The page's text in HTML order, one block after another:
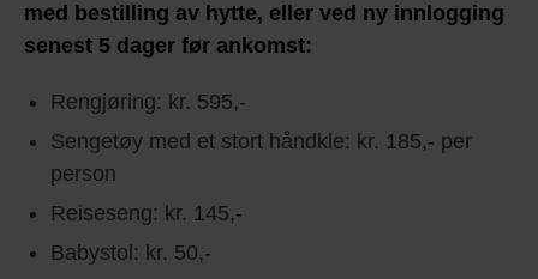
med bestilling av hytte, eller ved ny innlogging
senest 5 dager før ankomst:
Rengjøring: kr. 595,-
Sengetøy med et stort håndkle: kr. 185,- per
person
Reiseseng: kr. 145,-
Babystol: kr. 50,-